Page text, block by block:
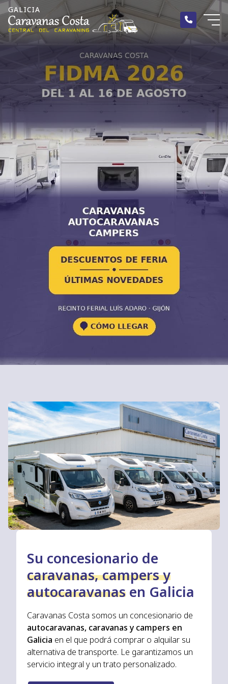
Su concesionario de
caravanas, campers y
autocaravanasen Galicia
Caravanas Costa somos un concesionario de
autocaravanas, caravanas y campers en
Galicia en el que podrá comprar o alquilar su
alternativa de transporte. Le garantizamos un
servicio integral y un trato personalizado.